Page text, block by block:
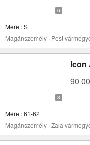
Méret: S
Magánszemély · Pest
Icon
90
Méret: 61-62
Magánszemély · Zala